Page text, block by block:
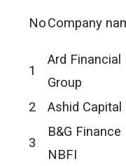
NoCompany
1
Ard Financial
Group
2 Ashid Capital
3
B&G Finance
NBFI